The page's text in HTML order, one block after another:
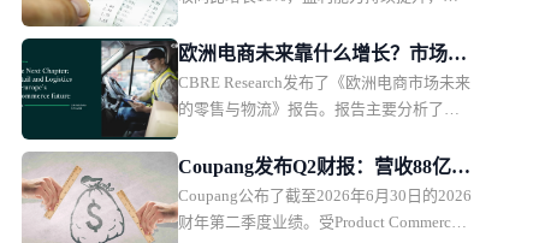
欧洲电商未来靠什么增长？市场规
模、品类与物流全面解析
CBRE Research发布了《欧洲电商市场未来
的零售与物流》报告。报告主要分析了欧
商品类别，以及物流市场趋势，探讨未来
欧洲电商市场的发展方向。
Coupang发布Q2财报：营收88亿美
元，盈利能力承压
Coupang公布了截至2026年6月30日的2026
财年第二季度业绩。受Product Commerce